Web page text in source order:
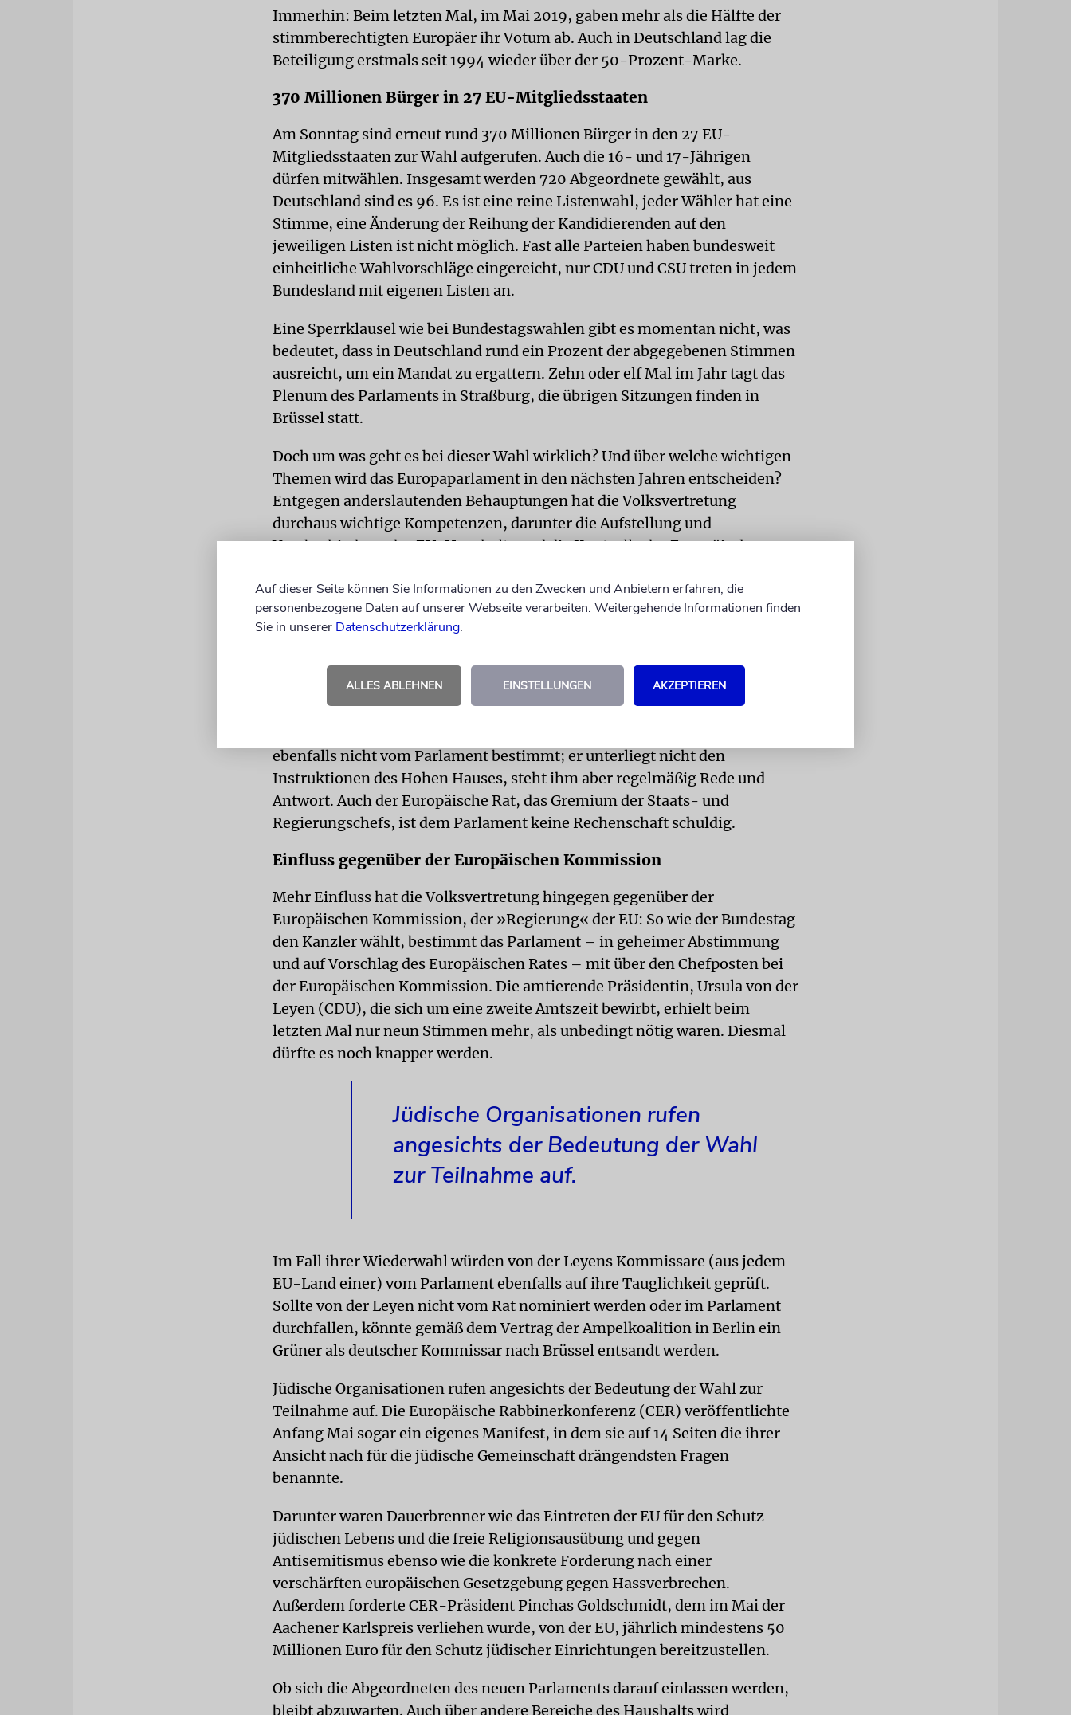
Immerhin: Beim letzten Mal, im Mai 2019, gaben mehr als die Hälfte der
stimmberechtigten Europäer ihr Votum ab. Auch in Deutschland lag die
Beteiligung erstmals seit 1994 wieder über der 50-Prozent-Marke.
370 Millionen Bürger in 27 EU-Mitgliedsstaaten
Am Sonntag sind erneut rund 370 Millionen Bürger in den 27 EU-
Mitgliedsstaaten zur Wahl aufgerufen. Auch die 16- und 17-Jährigen
dürfen mitwählen. Insgesamt werden 720 Abgeordnete gewählt, aus
Deutschland sind es 96. Es ist eine reine Listenwahl, jeder Wähler hat eine
Stimme, eine Änderung der Reihung der Kandidierenden auf den
jeweiligen Listen ist nicht möglich. Fast alle Parteien haben bundesweit
einheitliche Wahlvorschläge eingereicht, nur CDU und CSU treten in jedem
Bundesland mit eigenen Listen an.
Eine Sperrklausel wie bei Bundestagswahlen gibt es momentan nicht, was
bedeutet, dass in Deutschland rund ein Prozent der abgegebenen Stimmen
ausreicht, um ein Mandat zu ergattern. Zehn oder elf Mal im Jahr tagt das
Plenum des Parlaments in Straßburg, die übrigen Sitzungen finden in
Brüssel statt.
Doch um was geht es bei dieser Wahl wirklich? Und über welche wichtigen
Themen wird das Europaparlament in den nächsten Jahren entscheiden?
Entgegen anderslautenden Behauptungen hat die Volksvertretung
durchaus wichtige Kompetenzen, darunter die Aufstellung und
Verabschiedung des EU-Haushalts und die Kontrolle der Europäischen
Allerdings hat das Parlament auf dem Feld der Außenpolitik inhaltlich
wenig mitzubestimmen. Das letzte Wort haben die Regierungen der
anderem, was Sanktionen angeht. Den Abgeordneten bleibt nicht viel
mehr, als ihre Forderungen in Resolutionen zu gießen.
ebenfalls nicht vom Parlament bestimmt; er unterliegt nicht den
Instruktionen des Hohen Hauses, steht ihm aber regelmäßig Rede und
Antwort. Auch der Europäische Rat, das Gremium der Staats- und
Regierungschefs, ist dem Parlament keine Rechenschaft schuldig.
Einfluss gegenüber der Europäischen Kommission
Mehr Einfluss hat die Volksvertretung hingegen gegenüber der
Europäischen Kommission, der »Regierung« der EU: So wie der Bundestag
den Kanzler wählt, bestimmt das Parlament – in geheimer Abstimmung
und auf Vorschlag des Europäischen Rates – mit über den Chefposten bei
der Europäischen Kommission. Die amtierende Präsidentin, Ursula von der
Leyen (CDU), die sich um eine zweite Amtszeit bewirbt, erhielt beim
letzten Mal nur neun Stimmen mehr, als unbedingt nötig waren. Diesmal
dürfte es noch knapper werden.
Jüdische Organisationen rufen
angesichts der Bedeutung der Wahl
zur Teilnahme auf.
Im Fall ihrer Wiederwahl würden von der Leyens Kommissare (aus jedem
EU-Land einer) vom Parlament ebenfalls auf ihre Tauglichkeit geprüft.
Sollte von der Leyen nicht vom Rat nominiert werden oder im Parlament
durchfallen, könnte gemäß dem Vertrag der Ampelkoalition in Berlin ein
Grüner als deutscher Kommissar nach Brüssel entsandt werden.
Jüdische Organisationen rufen angesichts der Bedeutung der Wahl zur
Teilnahme auf. Die Europäische Rabbinerkonferenz (CER) veröffentlichte
Anfang Mai sogar ein eigenes Manifest, in dem sie auf 14 Seiten die ihrer
Ansicht nach für die jüdische Gemeinschaft drängendsten Fragen
benannte.
Darunter waren Dauerbrenner wie das Eintreten der EU für den Schutz
jüdischen Lebens und die freie Religionsausübung und gegen
Antisemitismus ebenso wie die konkrete Forderung nach einer
verschärften europäischen Gesetzgebung gegen Hassverbrechen.
Außerdem forderte CER-Präsident Pinchas Goldschmidt, dem im Mai der
Aachener Karlspreis verliehen wurde, von der EU, jährlich mindestens 50
Millionen Euro für den Schutz jüdischer Einrichtungen bereitzustellen.
Ob sich die Abgeordneten des neuen Parlaments darauf einlassen werden,
bleibt abzuwarten. Auch über andere Bereiche des Haushalts wird
Auf dieser Seite können Sie Informationen zu den Zwecken und Anbietern erfahren, die
personenbezogene Daten auf unserer Webseite verarbeiten. Weitergehende Informationen finden
Sie in unserer Datenschutzerklärung.
ALLES ABLEHNEN EINSTELLUNGEN AKZEPTIEREN